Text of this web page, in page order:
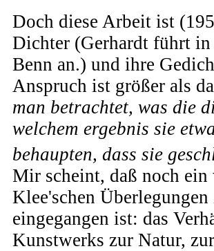
Doch diese Arbeit ist
Dichter (Gerhardt führt
Benn an.) und ihre
Anspruch ist größer als
man betrachtet, was die
welchem ergebnis sie
behaupten, dass sie
Mir scheint, daß noch
Klee'schen
eingegangen ist: das
Kunstwerks zur Natur,